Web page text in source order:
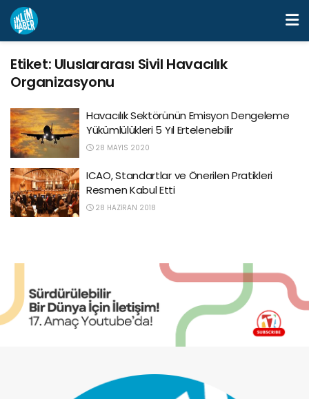
Etiket: Uluslararası Sivil Havacılık
Organizasyonu
Havacılık Sektörünün Emisyon Dengeleme
Yükümlülükleri 5 Yıl Ertelenebilir
28 MAYIS 2020
ICAO, Standartlar ve Önerilen Pratikleri
Resmen Kabul Etti
28 HAZIRAN 2018